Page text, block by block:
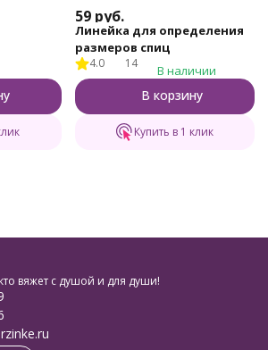
59 руб.
Линейка для определения
размеров спиц
4.0 14 В наличии
В корзину
Купить в 1 клик
вяжет с душой и для души!